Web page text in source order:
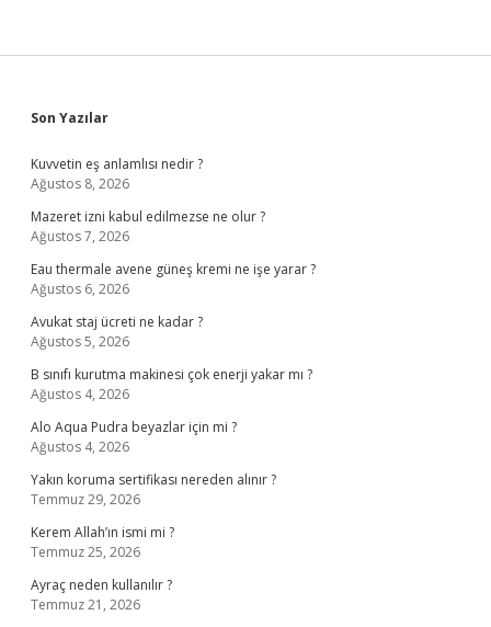
Sidebar
Son Yazılar
Kuvvetin eş anlamlısı nedir ?
Ağustos 8, 2026
Mazeret izni kabul edilmezse ne olur ?
Ağustos 7, 2026
Eau thermale avene güneş kremi ne işe yarar ?
Ağustos 6, 2026
Avukat staj ücreti ne kadar ?
Ağustos 5, 2026
B sınıfı kurutma makinesi çok enerji yakar mı ?
Ağustos 4, 2026
Alo Aqua Pudra beyazlar için mi ?
Ağustos 4, 2026
Yakın koruma sertifikası nereden alınır ?
Temmuz 29, 2026
Kerem Allah’ın ismi mi ?
Temmuz 25, 2026
Ayraç neden kullanılır ?
Temmuz 21, 2026